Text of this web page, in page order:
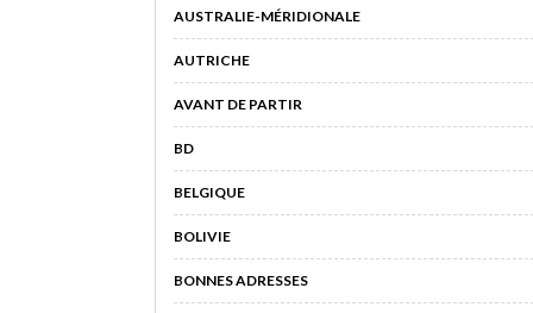
AUSTRALIE-MÉRIDIONALE
AUTRICHE
AVANT DE PARTIR
BD
BELGIQUE
BOLIVIE
BONNES ADRESSES